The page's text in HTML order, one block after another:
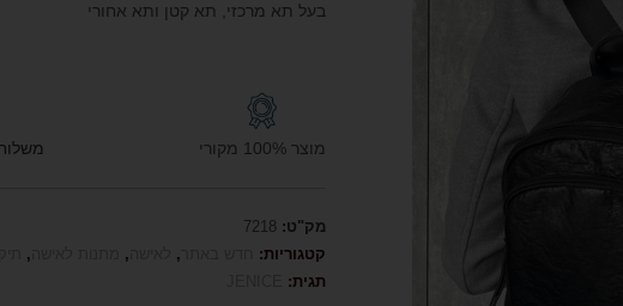
בעל תא מרכזי, תא קטן ותא אחורי
מוצר 100% מקורי משלוח
מק"ט: 7218
קטגוריות:
,
,
,
תגית: